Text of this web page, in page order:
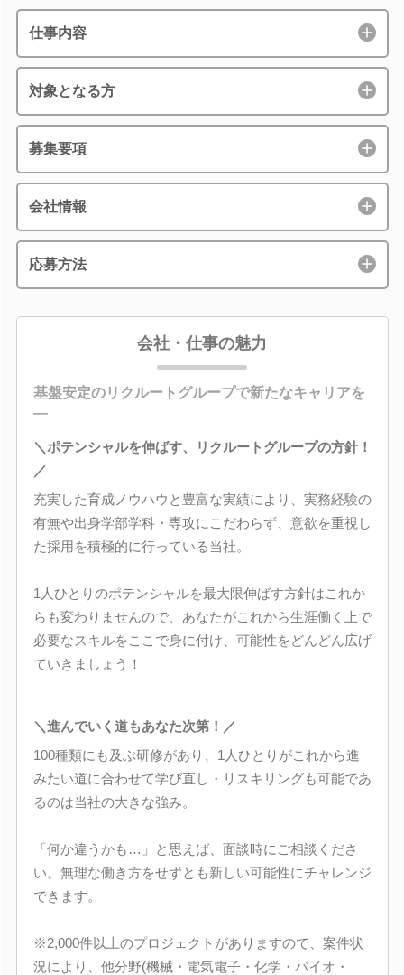
仕事内容
対象となる方
募集要項
会社情報
応募方法
会社・仕事の魅力
基盤安定のリクルートグループで新たなキャリアを
―
＼ポテンシャルを伸ばす、リクルートグループの方針！
／
充実した育成ノウハウと豊富な実績により、実務経験の
有無や出身学部学科・専攻にこだわらず、意欲を重視し
た採用を積極的に行っている当社。
1人ひとりのポテンシャルを最大限伸ばす方針はこれか
らも変わりませんので、あなたがこれから生涯働く上で
必要なスキルをここで身に付け、可能性をどんどん広げ
ていきましょう！
＼進んでいく道もあなた次第！／
100種類にも及ぶ研修があり、1人ひとりがこれから進
みたい道に合わせて学び直し・リスキリングも可能であ
るのは当社の大きな強み。
「何か違うかも…」と思えば、面談時にご相談くださ
い。無理な働き方をせずとも新しい可能性にチャレンジ
できます。
※2,000件以上のプロジェクトがありますので、案件状
況により、他分野(機械・電気電子・化学・バイオ・